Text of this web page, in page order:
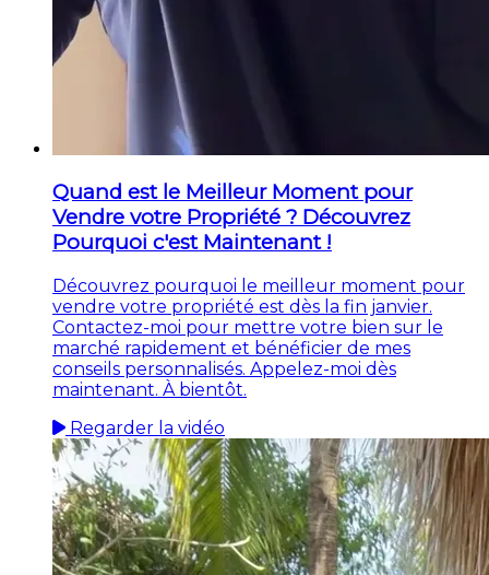
Quand est le Meilleur Moment pour
Vendre votre Propriété ? Découvrez
Pourquoi c'est Maintenant !
Découvrez pourquoi le meilleur moment pour
vendre votre propriété est dès la fin janvier.
Contactez-moi pour mettre votre bien sur le
marché rapidement et bénéficier de mes
conseils personnalisés. Appelez-moi dès
maintenant. À bientôt.
Regarder la vidéo